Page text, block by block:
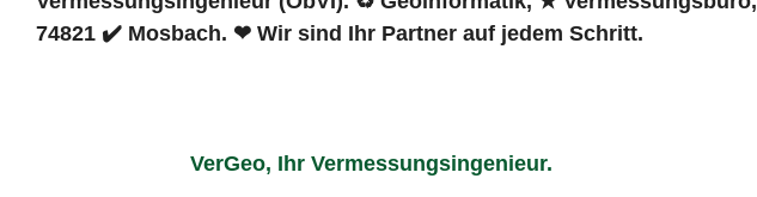
74821 ✔️ Mosbach. ❤ Wir sind Ihr Partner auf jedem Schritt.
VerGeo, Ihr Vermessungsingenieur.